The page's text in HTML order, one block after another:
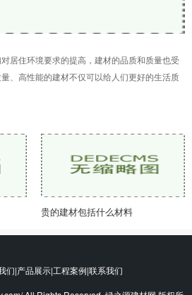
居住环境要求的提高，建材的品质和质量也受
、高性能的建材不仅可以给人们更好的生活质
贵的建材包括什么材料
们|产品展示|工程案例|联系我们